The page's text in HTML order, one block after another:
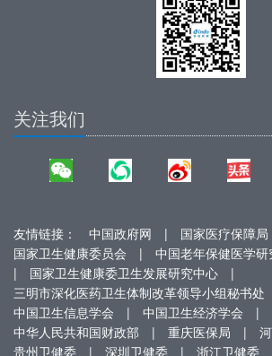
关注我们
友情链接： 中国政府网 | 国家医疗保障局
国家卫生健康委员会
| 中国老年保健医学研
|
国家卫生健康委卫生发展研究中心
|
三明市深化医药卫生体制改革领导小组秘书处
中国卫生信息学会
| 中国卫生经济学会
|
中华人民共和国财政部
| 重庆医保局 |
贵州卫健委
| 深圳卫健委 | 浙江卫健委